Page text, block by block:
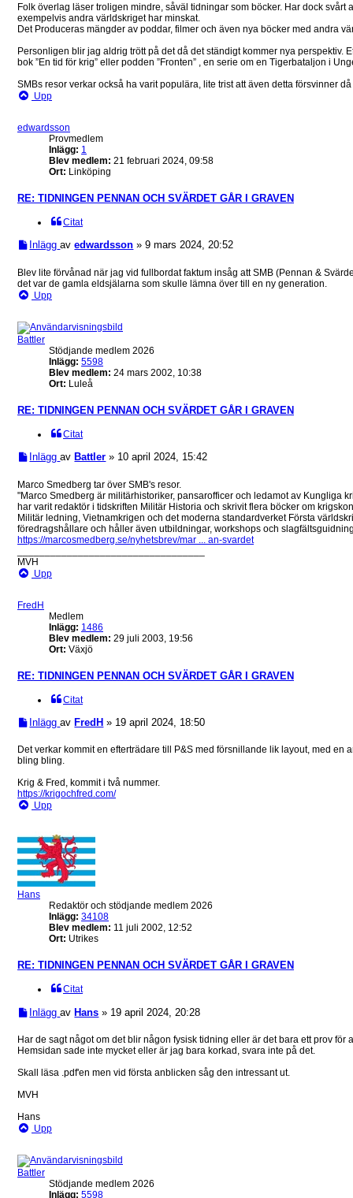
Folk överlag läser troligen mindre, såväl tidningar som böcker. Har dock svårt
exempelvis andra världskriget har minskat.
Det Produceras mängder av poddar, filmer och även nya böcker med andra
Personligen blir jag aldrig trött på det då det ständigt kommer nya perspektiv.
bok ”En tid för krig” eller podden ”Fronten” , en serie om en Tigerbataljon i
SMBs resor verkar också ha varit populära, lite trist att även detta försvinner
Upp
edwardsson
Provmedlem
Inlägg: 1
Blev medlem: 21 februari 2024, 09:58
Ort: Linköping
RE: TIDNINGEN PENNAN OCH SVÄRDET GÅR I GRAVEN
Citat
Inlägg avedwardsson »9 mars 2024, 20:52
Blev lite förvånad när jag vid fullbordat faktum insåg att SMB (Pennan &
det var de gamla eldsjälarna som skulle lämna över till en ny generation.
Upp
Battler
Stödjande medlem 2026
Inlägg: 5598
Blev medlem: 24 mars 2002, 10:38
Ort: Luleå
RE: TIDNINGEN PENNAN OCH SVÄRDET GÅR I GRAVEN
Citat
Inlägg avBattler » 10 april 2024, 15:42
Marco Smedberg tar över SMB's resor.
"Marco Smedberg är militärhistoriker, pansarofficer och ledamot av Kungliga
har varit redaktör i tidskriften Militär Historia och skrivit flera böcker om
Militär ledning, Vietnamkrigen och det moderna standardverket Första
föredragshållare och håller även utbildningar, workshops och
https://marcosmedberg.se/nyhetsbrev/mar ... an-svardet
MVH
Upp
FredH
Medlem
Inlägg: 1486
Blev medlem: 29 juli 2003, 19:56
Ort: Växjö
RE: TIDNINGEN PENNAN OCH SVÄRDET GÅR I GRAVEN
Citat
Inlägg avFredH » 19 april 2024, 18:50
Det verkar kommit en efterträdare till P&S med försnillande lik layout, med en
bling bling.
Krig & Fred, kommit i två nummer.
https://krigochfred.com/
Upp
Hans
Redaktör och stödjande medlem 2026
Inlägg: 34108
Blev medlem: 11 juli 2002, 12:52
Ort: Utrikes
RE: TIDNINGEN PENNAN OCH SVÄRDET GÅR I GRAVEN
Citat
Inlägg avHans » 19 april 2024, 20:28
Har de sagt något om det blir någon fysisk tidning eller är det bara ett prov för
Hemsidan sade inte mycket eller är jag bara korkad, svara inte på det.
Skall läsa .pdf'en men vid första anblicken såg den intressant ut.
MVH
Hans
Upp
Battler
Stödjande medlem 2026
Inlägg: 5598